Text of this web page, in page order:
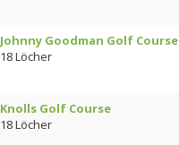
Johnny Goodman Golf Course
18 Löcher
Knolls Golf Course
18 Löcher